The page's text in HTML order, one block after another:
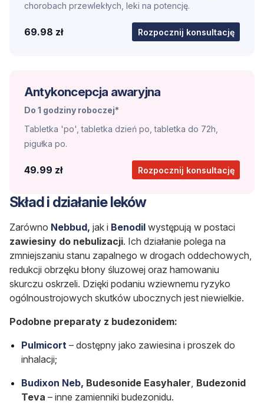
chorobach przewlekłych, leki na potencję.
69.98 zł Rozpocznij konsultację
Antykoncepcja awaryjna
Do 1 godziny roboczej*
Tabletka 'po', tabletka dzień po, tabletka do 72h,
pigułka po.
49.99 zł Rozpocznij konsultację
Skład i działanie leków
Zarówno Nebbud, jak i Benodil występują w postaci
zawiesiny do nebulizacji. Ich działanie polega na
zmniejszaniu stanu zapalnego w drogach oddechowych,
redukcji obrzęku błony śluzowej oraz hamowaniu
skurczu oskrzeli. Dzięki podaniu wziewnemu ryzyko
ogólnoustrojowych skutków ubocznych jest niewielkie.
Podobne preparaty z budezonidem:
Pulmicort – dostępny jako zawiesina i proszek do
inhalacji;
Budixon Neb, Budesonide Easyhaler, Budezonid
Teva – inne zamienniki budezonidu.